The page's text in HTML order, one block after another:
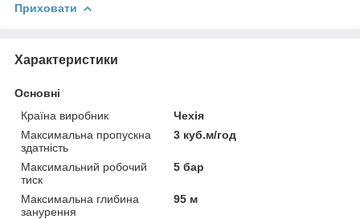
Приховати
Характеристики
Основні
Країна виробник
Чехія
Максимальна пропускна
здатність
3 куб.м/год
Максимальний робочий
тиск
5 бар
Максимальна глибина
занурення
95 м